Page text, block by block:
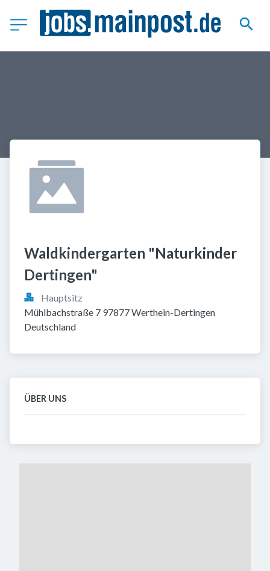
Waldkindergarten "Naturkinder
Dertingen"
Hauptsitz
Mühlbachstraße 7 97877 Werthein-Dertingen
Deutschland
ÜBER UNS